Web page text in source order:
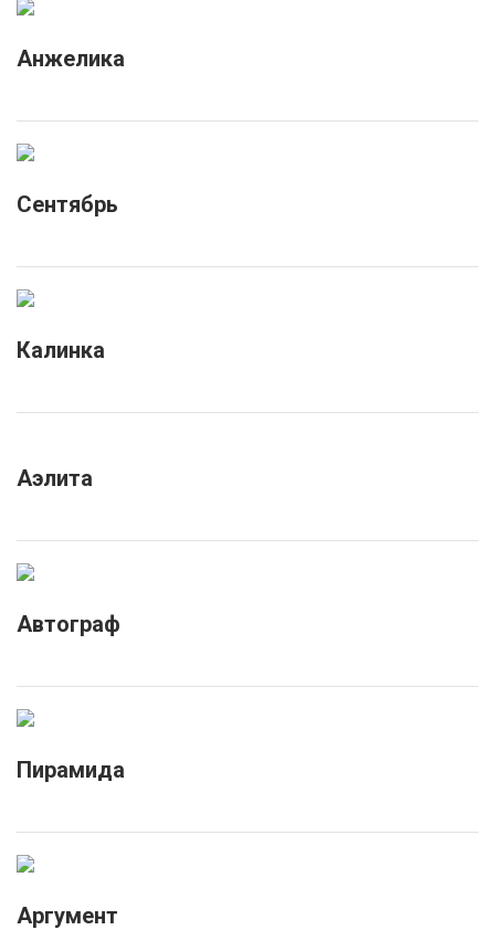
Анжелика
Сентябрь
Калинка
Аэлита
Автограф
Пирамида
Аргумент